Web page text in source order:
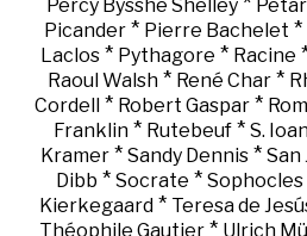
Percy Bysshe Shelley
Picander * Pierre Bachelet *
Laclos* Pythagore * Racine
Raoul Walsh* René Char*
Cordell * Robert Gaspar*
Franklin* Rutebeuf* S.
Kramer * Sandy Dennis * San
Dibb * Socrate * Sophocles
Kierkegaard* Teresa de
Théophile Gautier * Ulrich